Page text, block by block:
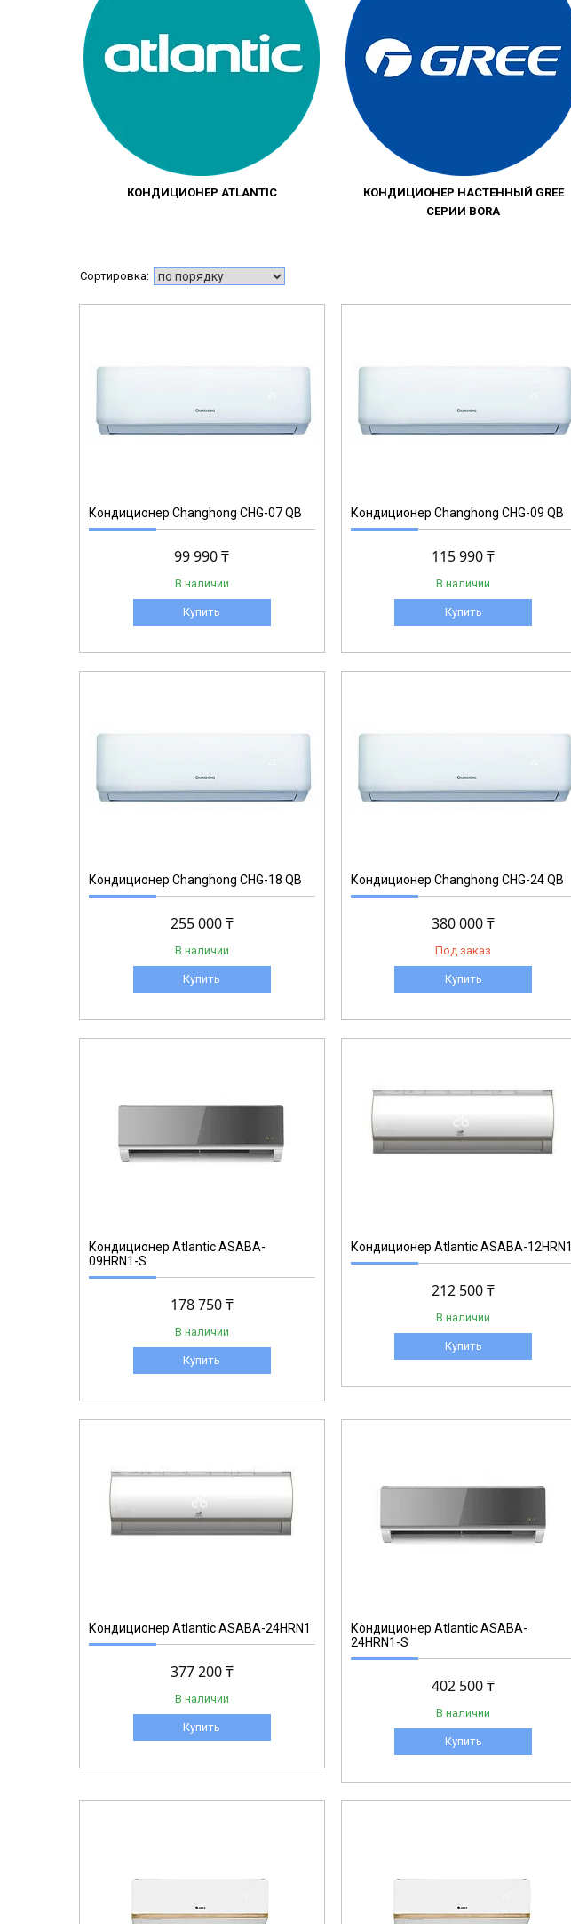
КОНДИЦИОНЕР ATLANTIC
КОНДИЦИОНЕР НАСТЕННЫЙ GREE
СЕРИИ BORA
Кондиционер Changhong CHG-07 QB
99 990 ₸
В наличии
Купить
Кондиционер Changhong CHG-09 QB
115 990 ₸
В наличии
Купить
Кондиционер Changhong CHG-18 QB
255 000 ₸
В наличии
Купить
Кондиционер Changhong CHG-24 QB
380 000 ₸
Под заказ
Купить
Кондиционер Аtlantic ASABA-
09HRN1-S
178 750 ₸
В наличии
Купить
Кондиционер Аtlantic ASABA-12HRN1
212 500 ₸
В наличии
Купить
Кондиционер Аtlantic ASABA-24HRN1
377 200 ₸
В наличии
Купить
Кондиционер Аtlantic ASABA-
24HRN1-S
402 500 ₸
В наличии
Купить